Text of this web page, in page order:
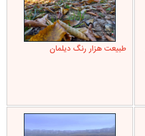
طبیعت هزار رنگ دیلمان